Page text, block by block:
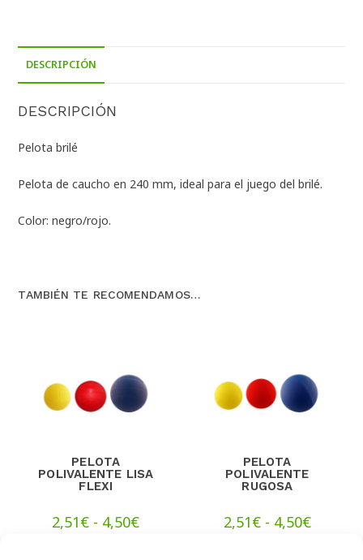
DESCRIPCIÓN
DESCRIPCIÓN
Pelota brilé
Pelota de caucho en 240 mm, ideal para el juego del brilé.
Color: negro/rojo.
TAMBIÉN TE RECOMENDAMOS…
PELOTA
POLIVALENTE LISA
FLEXI
2,51€ - 4,50€
PELOTA
POLIVALENTE
RUGOSA
2,51€ - 4,50€